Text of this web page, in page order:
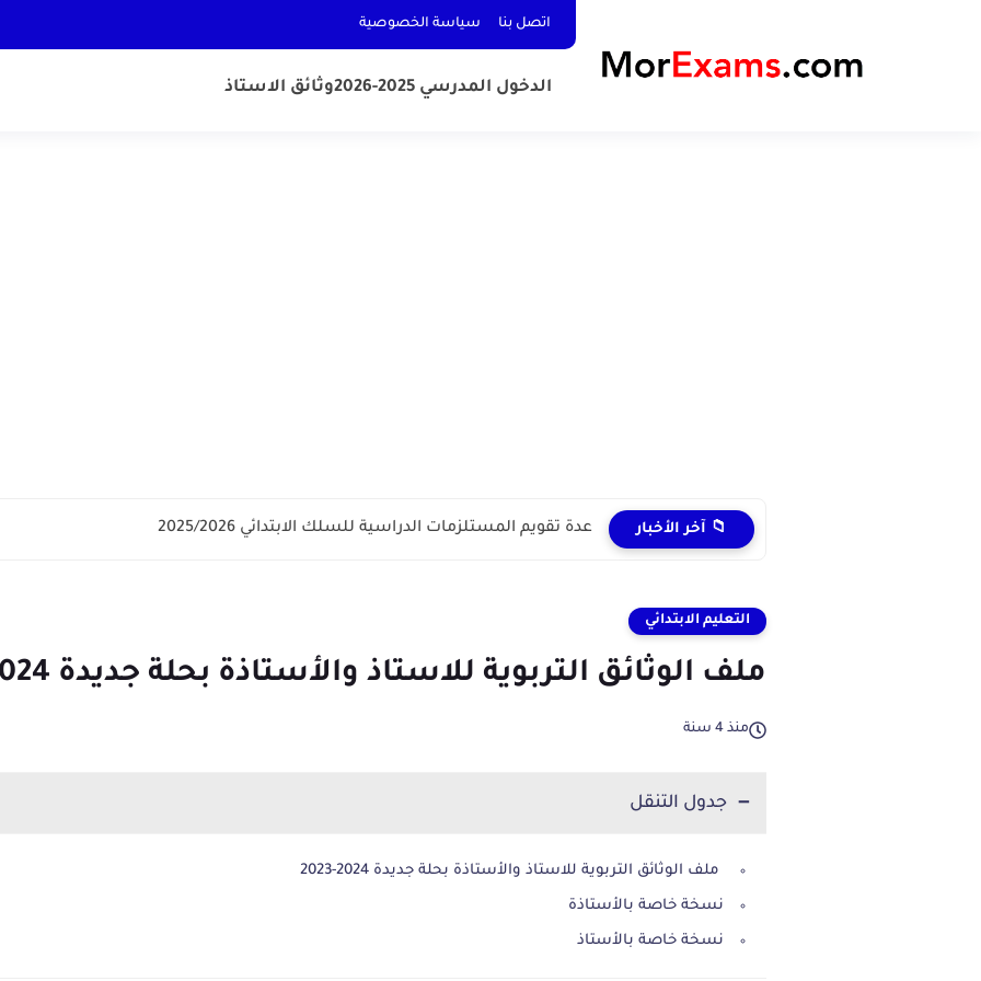
اتصل بنا سياسة الخصوصية
الدخول المدرسي 2025-2026 وثائق الاستاذ
📁 آخر الأخبار عدة تقويم المستلزمات الدراسية للسلك الابتدائي 2025/2026
التعليم الابتدائي
ملف الوثائق التربوية للاستاذ والأستاذة بحلة جديدة 2024-2023
منذ 4 سنة
جدول التنقل
ملف الوثائق التربوية للاستاذ والأستاذة بحلة جديدة 2024-2023
نسخة خاصة بالأستاذة
نسخة خاصة بالأستاذ